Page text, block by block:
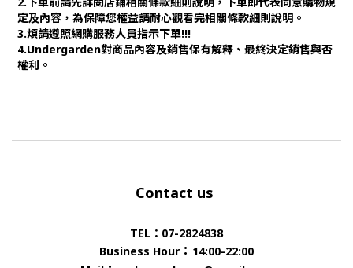
定及內容，為保障您權益請耐心觀看完相關條款細則說明。
3.煩請遵照網購服務人員指示下單!!!
4.Undergarden對商品內容及銷售保有解釋、最終決定銷售與否
權利。
Contact us
TEL：07-2824838
Business Hour ： 14:00-22:00